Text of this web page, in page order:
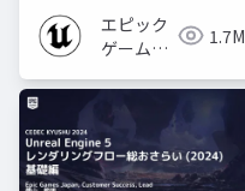
エピック
ゲームズ
1.7M